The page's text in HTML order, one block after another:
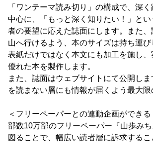
「ワンテーマ読み切り」の構成で、深
中心に、「もっと深く知りたい！」と
者の要望に応えた誌面にします。また
山へ行けるよう、本のサイズは持ち運び
表紙だけではなく本文にも加工を施し
優れた本を製作します。
また、誌面はウェブサイトにて公開し
を読まない層にも情報が届くよう最大限
＜フリーペーパーとの連動企画ができる
部数10万部のフリーペーパー『山歩み
図ることで、幅広い読者層に訴求するこ